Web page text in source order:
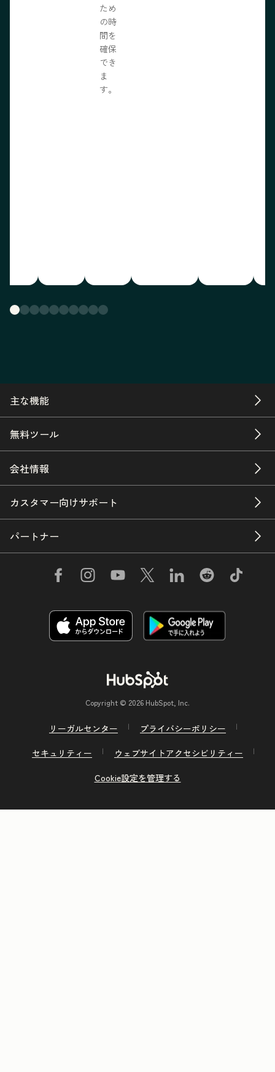
ため
の時
間を
確保
でき
ま
す。
主な機能
無料ツール
会社情報
カスタマー向けサポート
パートナー
Copyright © 2026 HubSpot, Inc.
リーガルセンター
プライバシーポリシー
セキュリティー
ウェブサイトアクセシビリティー
Cookie設定を管理する